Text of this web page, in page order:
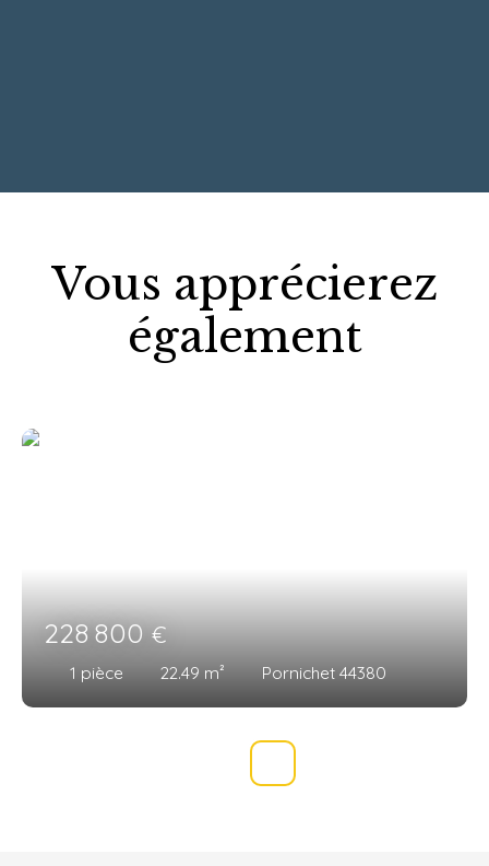
Vous apprécierez
également
228 800€
1 pièce 22.49 m² Pornichet 44380